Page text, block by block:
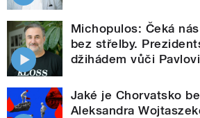
Michopulos: Čeká
bez střelby.
džihádem vůči Pavlovi
Jaké je Chorvatsko
Aleksandra